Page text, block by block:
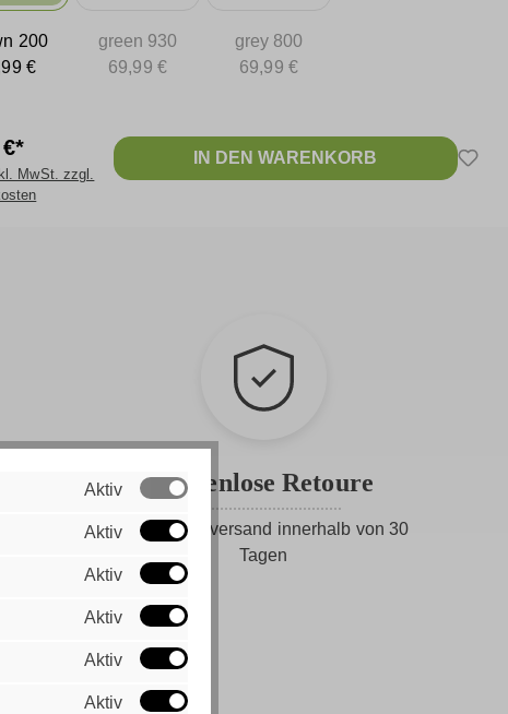
200
€
green 930
69,99 €
grey 800
69,99 €
MwSt. zzgl.
IN DEN WARENKORB
Kostenlose Retoure
Gratis Rückversand innerhalb von 30
Tagen
Aktiv
Aktiv
Aktiv
Aktiv
Aktiv
Aktiv